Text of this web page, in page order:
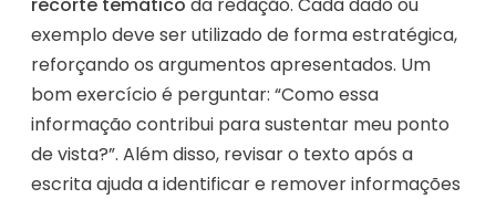
recorte temático da redação. Cada dado ou
exemplo deve ser utilizado de forma estratégica,
reforçando os argumentos apresentados. Um
bom exercício é perguntar: “Como essa
informação contribui para sustentar meu ponto
de vista?”. Além disso, revisar o texto após a
escrita ajuda a identificar e remover informações